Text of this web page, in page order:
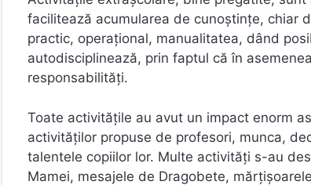
facilitează acumularea de cunoştinţe, chiar
practic, operaţional, manualitatea, dând
autodisciplinează, prin faptul că în
responsabilităţi.
Toate activitățile au avut un impact enorm
activităților propuse de profesori, munca,
talentele copiilor lor. Multe activități s-au
Mamei, mesajele de Dragobete,